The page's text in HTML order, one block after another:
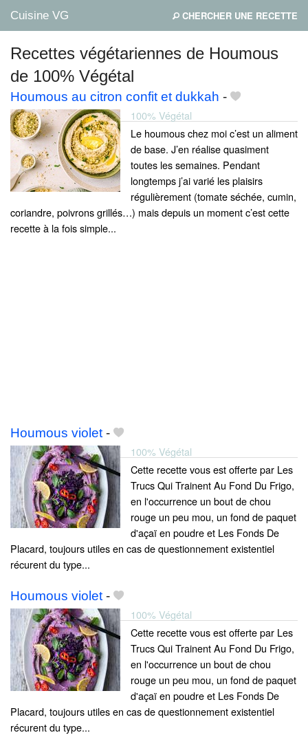
Cuisine VG CHERCHER UNE RECETTE
Recettes végétariennes de Houmous
de 100% Végétal
Houmous au citron confit et dukkah -
100% Végétal
Le houmous chez moi c’est un aliment
de base. J’en réalise quasiment
toutes les semaines. Pendant
longtemps j’ai varié les plaisirs
régulièrement (tomate séchée, cumin,
coriandre, poivrons grillés…) mais depuis un moment c’est cette
recette à la fois simple...
Houmous violet-
100% Végétal
Cette recette vous est offerte par Les
Trucs Qui Trainent Au Fond Du Frigo,
en l'occurrence un bout de chou
rouge un peu mou, un fond de paquet
d'açaï en poudre et Les Fonds De
Placard, toujours utiles en cas de questionnement existentiel
récurent du type...
Houmous violet -
100% Végétal
Cette recette vous est offerte par Les
Trucs Qui Trainent Au Fond Du Frigo,
en l'occurrence un bout de chou
rouge un peu mou, un fond de paquet
d'açaï en poudre et Les Fonds De
Placard, toujours utiles en cas de questionnement existentiel
récurent du type...